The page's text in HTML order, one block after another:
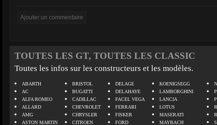
TOUTES LES GT, TOUTES LES CLASSIC
Toutes les infos sur les constructeurs et les modèles.
ABARTH
AC
ALFA ROMEO
ALLARD
AMG
ASTON MARTIN
BRISTOL
BUGATTI
CADILLAC
CHEVROLET
CHRYSLER
CITROEN
DELAGE
DELAHAYE
FACEL VEGA
FERRARI
FISKER
FORD
KOENIGSEGG
LAMBORGHINI
LANCIA
LOTUS
MASERATI
MAYBACH